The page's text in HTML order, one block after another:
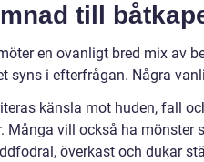
till
en ovanligt bred mix av
syns i efterfrågan. Några
känsla mot huden, fall
Många vill också ha mönster
överkast och dukar